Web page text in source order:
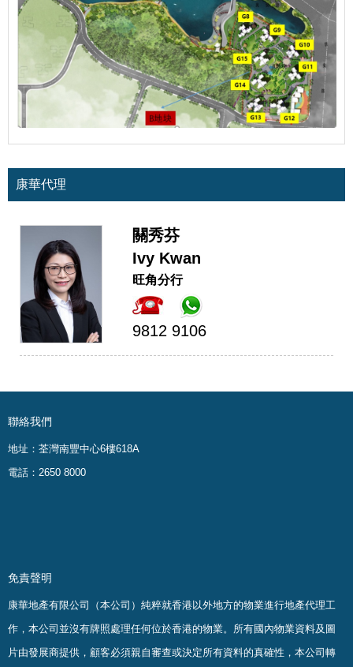
康華代理
關秀芬
Ivy Kwan
旺角分行
9812 9106
聯絡我們
地址：荃灣南豐中心6樓618A
電話：2650 8000
免責聲明
康華地產有限公司（本公司）純粹就香港以外地方的物業進行地產代理工
作，本公司並沒有牌照處理任何位於香港的物業。 所有國內物業資料及圖
片由發展商提供，顧客必須親自審查或決定所有資料的真確性 ， 本公司轉